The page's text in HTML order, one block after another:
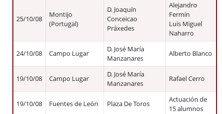
25/10/08
Montijo
(Portugal)
D. Joaquín
Conceicao
Práxedes
Alejandro
Fermín
Luis Miguel
Naharro
24/10/08 Campo Lugar
D. José María
Manzanares
Alberto Blanco
19/10/08 Campo Lugar
D. José María
Manzanares
Rafael Cerro
19/10/08 Fuentes de León Plaza De Toros
Actuación de
15 alumnos